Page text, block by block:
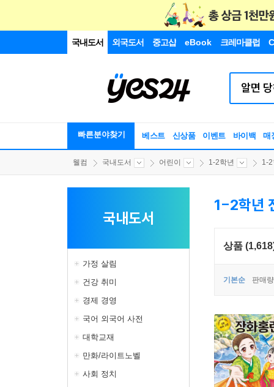
국내도서 외국도서 중고샵 eBook 크레마클럽
빠른분야찾기 베스트 신상품 이벤트 바이백 매
웰컴 국내도서 어린이 1-2학년 1-
국내도서
가정 살림
건강 취미
경제 경영
국어 외국어 사전
대학교재
만화/라이트노벨
사회 정치
1-2학년
상품
기본순 판매